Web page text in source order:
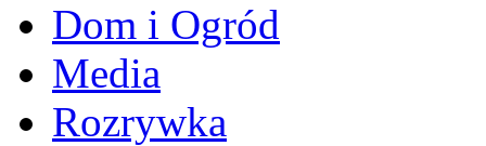
Dom i Ogród
Media
Rozrywka